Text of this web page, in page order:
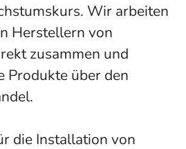
Wir arbeiten
Herstellern von
zusammen und
Produkte über den
die Installation von